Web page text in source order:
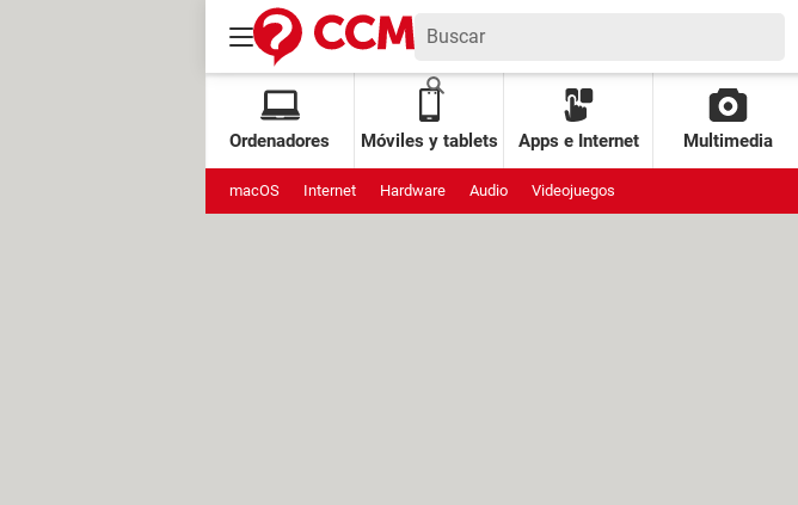
Ordenadores Móviles y tablets Apps e Internet Multimedia
macOS Internet Hardware Audio Videojuegos